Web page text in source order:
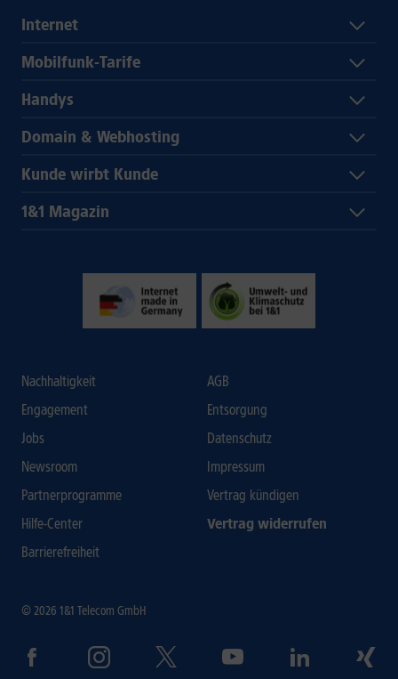
Internet
Mobilfunk-Tarife
Handys
Domain & Webhosting
Kunde wirbt Kunde
1&1 Magazin
Nachhaltigkeit
Engagement
Jobs
Newsroom
Partnerprogramme
Hilfe-Center
Barrierefreiheit
AGB
Entsorgung
Datenschutz
Impressum
Vertrag kündigen
Vertrag widerrufen
© 2026 1&1 Telecom GmbH